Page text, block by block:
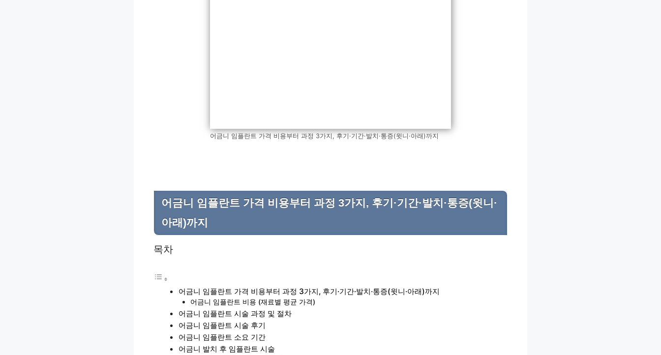
어금니 임플란트 가격 비용부터 과정 3가지, 후기·기간·발치·통증(윗니·아래)까지
어금니 임플란트 가격 비용부터 과정 3가지, 후기·기간·발치·통증(윗니·
아래)까지
목차
어금니 임플란트 가격 비용부터 과정 3가지, 후기·기간·발치·통증(윗니·아래)까지
어금니 임플란트 비용 (재료별 평균 가격)
어금니 임플란트 시술 과정 및 절차
어금니 임플란트 시술 후기
어금니 임플란트 소요 기간
어금니 발치 후 임플란트 시술